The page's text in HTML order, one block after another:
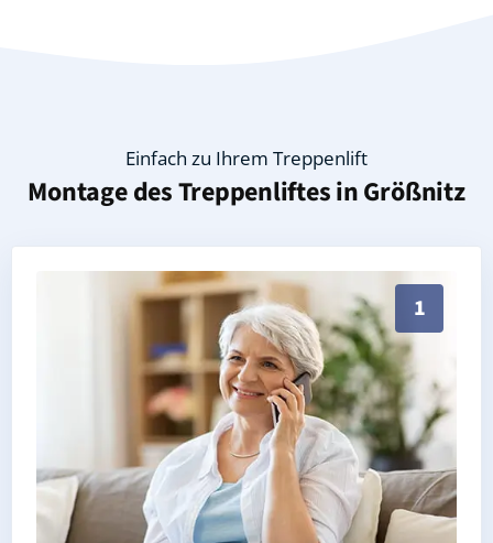
Einfach zu Ihrem Treppenlift
Montage des Treppenliftes inGrößnitz
1
Persönliche Treppenlift-Beratung in Größnitz 06632